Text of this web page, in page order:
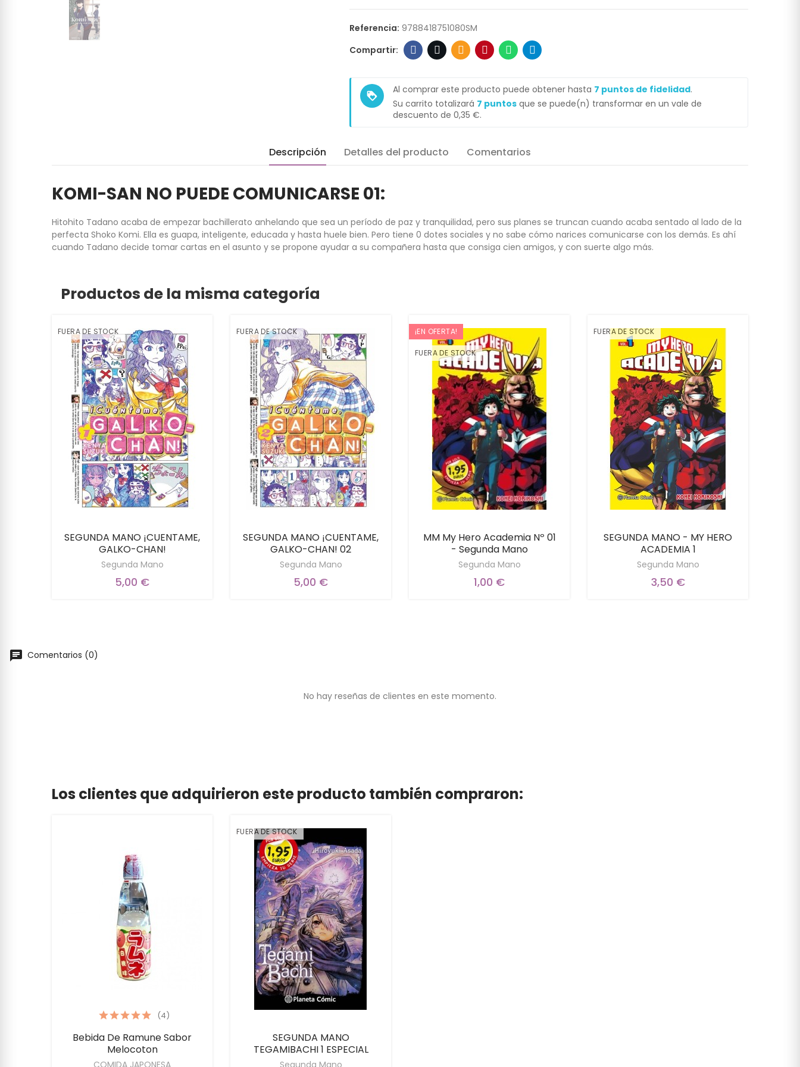
Referencia: 9788418751080SM
loyalty
Al comprar este producto puede obtener hasta 7 puntos de fidelidad.
Su carrito totalizará 7 puntos que se puede(n) transformar en un vale de
descuento de 0,35 €.
Descripción Detalles del producto Comentarios
KOMI-SAN NO PUEDE COMUNICARSE 01:
Hitohito Tadano acaba de empezar bachillerato anhelando que sea un período de paz y tranquilidad, pero sus planes se truncan cuando acaba sentado al lado de la
perfecta Shoko Komi. Ella es guapa, inteligente, educada y hasta huele bien. Pero tiene 0 dotes sociales y no sabe cómo narices comunicarse con los demás. Es ahí
cuando Tadano decide tomar cartas en el asunto y se propone ayudar a su compañera hasta que consiga cien amigos, y con suerte algo más.
Productos de la misma categoría
FUERA DE STOCK
SEGUNDA MANO ¡CUENTAME,
GALKO-CHAN!
Segunda Mano
5,00 €
FUERA DE STOCK
SEGUNDA MANO ¡CUENTAME,
GALKO-CHAN! 02
Segunda Mano
5,00 €
¡EN OFERTA!
FUERA DE STOCK
MM My Hero Academia Nº 01
- Segunda Mano
Segunda Mano
1,00 €
FUERA DE STOCK
SEGUNDA MANO - MY HERO
ACADEMIA 1
Segunda Mano
3,50 €
Comentarios (0)
No hay reseñas de clientes en este momento.
Los clientes que adquirieron este producto también compraron:
Bebida De Ramune Sabor
Melocoton
(4)
FUERA DE STOCK
SEGUNDA MANO
TEGAMIBACHI 1 ESPECIAL